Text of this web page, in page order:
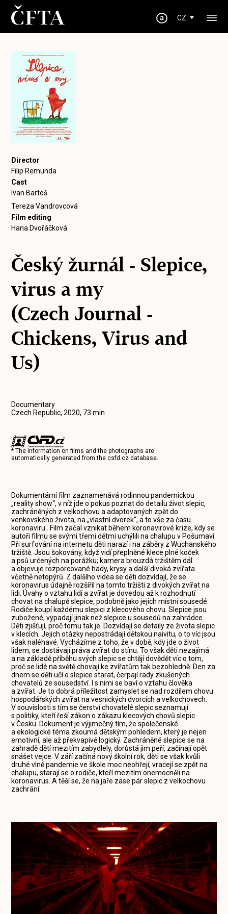
CZ
Director
Filip Remunda
Cast
Ivan Bartoš
Tereza Vandrovcová
Film editing
Hana Dvořáčková
Český žurnál - Slepice,
virus a my
(Czech Journal -
Chickens, Virus and
Us)
Documentary
Czech Republic, 2020, 73 min
* The information on films and the photographs are
automatically generated from thecsfd.cz database.
Dokumentární film zaznamenává rodinnou pandemickou
„reality show“, v níž jde o pokus poznat do detailu život slepic,
zachráněných z velkochovu a adaptovaných zpět do
venkovského života, na „vlastní dvorek“, a to vše za času
koronaviru…Film začal vznikat během koronavirové krize, kdy se
autoři filmu se svými třemi dětmi uchýlili na chalupu v Pošumaví.
Při surfování na internetu děti narazí i na záběry z Wuchanského
tržiště. Jsou šokovány, když vidí přeplněné klece plné koček
a psů určených na porážku; kamera brouzdá tržištěm dál
a objevuje rozporcované hady, krysy a další divoká zvířata
včetně netopýrů. Z dalšího videa se děti dozvídají, že se
koronavirus údajně rozšířil na tomto tržišti z divokých zvířat na
lidi. Úvahy o vztahu lidí a zvířat je dovedou až k rozhodnutí
chovat na chalupě slepice, podobně jako jejich místní sousedé.
Rodiče koupí každému slepici z klecového chovu. Slepice jsou
zubožené, vypadají jinak než slepice u sousedů na zahrádce.
Děti zjišťují, proč tomu tak je. Dozvídají se detaily ze života slepic
v klecích. Jejich otázky nepostrádají dětskou naivitu, o to víc jsou
však naléhavé. Vycházíme z toho, že v době, kdy jde o život
lidem, se dostávají práva zvířat do stínu. To však děti nezajímá
a na základě příběhu svých slepic se chtějí dovědět víc o tom,
proč se lidé na světě chovají ke zvířatům tak bezohledně. Den za
dnem se děti učí o slepice starat, čerpají rady zkušených
chovatelů ze sousedství. I s nimi se baví o vztahu člověka
a zvířat. Je to dobrá příležitost zamyslet se nad rozdílem chovu
hospodářských zvířat na vesnických dvorcích a velkochovech.
V souvislosti s tím se čerství chovatelé slepic seznamují
s politiky, kteří řeší zákon o zákazu klecových chovů slepic
v Česku. Dokument je výjimečný tím, že společenské
a ekologické téma zkoumá dětským pohledem, který je nejen
emotivní, ale až překvapivě logický. Zachráněné slepice se na
zahradě dětí mezitím zabydlely, dorůstá jim peří, začínají opět
snášet vejce. V září začíná nový školní rok, děti se však kvůli
druhé vlně pandemie ve škole moc neohřejí, vracejí se zpět na
chalupu, starají se o rodiče, kteří mezitím onemocněli na
koronavirus. A těší se, že na jaře zase pár slepic z velkochovu
zachrání.